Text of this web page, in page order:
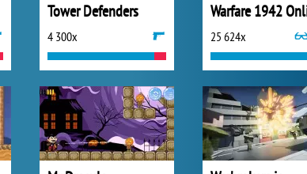
Tower Defenders
4 300x 25 624x